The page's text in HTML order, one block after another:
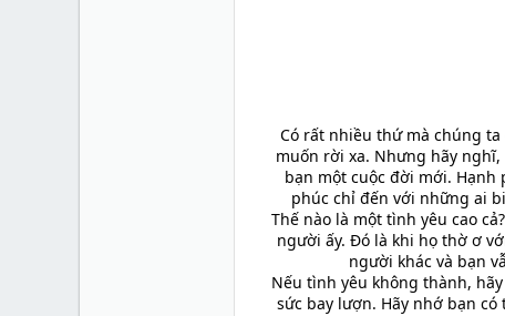
Có rất nhiều thứ mà chúng
muốn rời xa. Nhưng hãy
bạn một cuộc đời mới. Hạnh
phúc chỉ đến với những ai
Thế nào là một tình yêu cao
người ấy. Đó là khi họ thờ ơ
người khác và bạn
Nếu tình yêu không thành,
sức bay lượn. Hãy nhớ bạn